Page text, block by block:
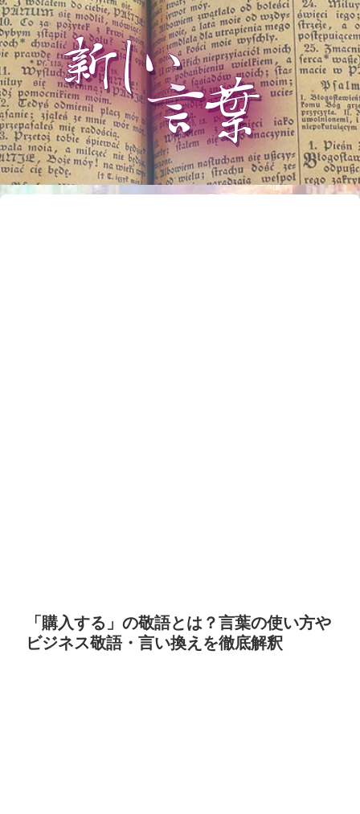
「購入する」の敬語とは？言葉の使い方や
ビジネス敬語・言い換えを徹底解釈